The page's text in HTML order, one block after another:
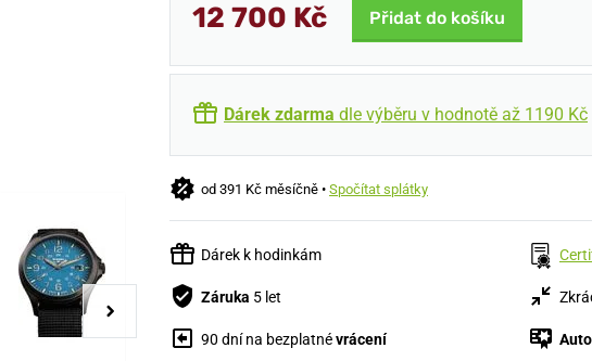
12 700 Kč Přidat do košíku
Dárek zdarma dle výběru v hodnotě až 1190 Kč
od 391 Kč měsíčně • Spočítat splátky
Dárek k hodinkám
Záruka 5 let
90 dní na bezplatnévrácení